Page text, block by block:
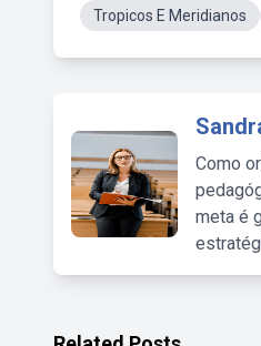
Tropicos E Meridianos
Como
meta é